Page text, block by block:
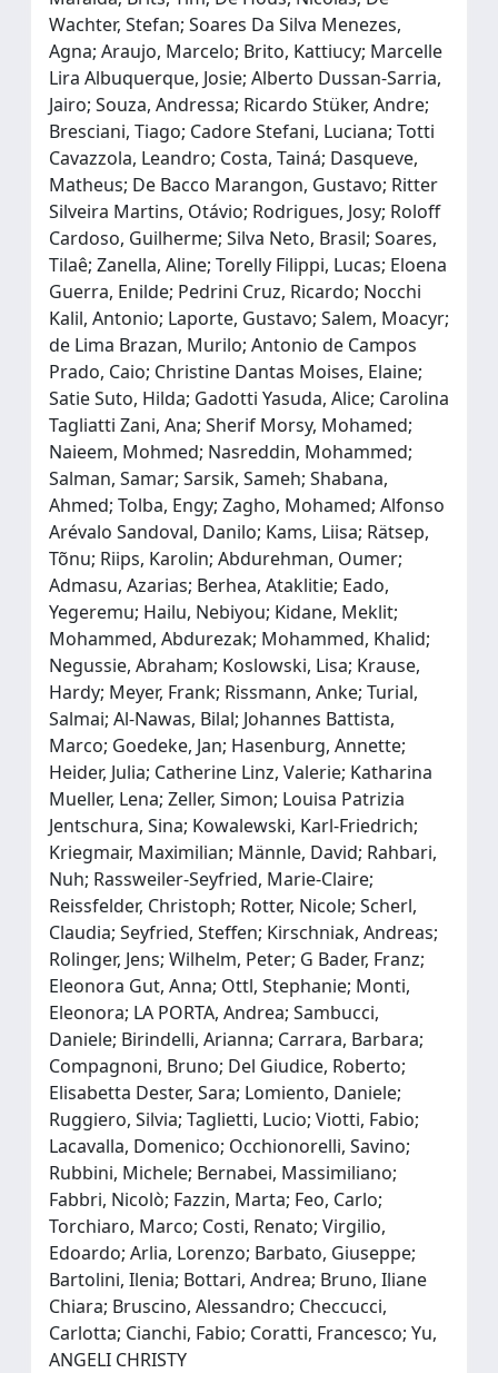
Wachter, Stefan; Soares Da Silva Menezes,
Agna; Araujo, Marcelo; Brito, Kattiucy; Marcelle
Lira Albuquerque, Josie; Alberto Dussan-Sarria,
Jairo; Souza, Andressa; Ricardo Stüker, Andre;
Bresciani, Tiago; Cadore Stefani, Luciana; Totti
Cavazzola, Leandro; Costa, Tainá; Dasqueve,
Matheus; De Bacco Marangon, Gustavo; Ritter
Silveira Martins, Otávio; Rodrigues, Josy; Roloff
Cardoso, Guilherme; Silva Neto, Brasil; Soares,
Tilaê; Zanella, Aline; Torelly Filippi, Lucas; Eloena
Guerra, Enilde; Pedrini Cruz, Ricardo; Nocchi
Kalil, Antonio; Laporte, Gustavo; Salem, Moacyr;
de Lima Brazan, Murilo; Antonio de Campos
Prado, Caio; Christine Dantas Moises, Elaine;
Satie Suto, Hilda; Gadotti Yasuda, Alice; Carolina
Tagliatti Zani, Ana; Sherif Morsy, Mohamed;
Naieem, Mohmed; Nasreddin, Mohammed;
Salman, Samar; Sarsik, Sameh; Shabana,
Ahmed; Tolba, Engy; Zagho, Mohamed; Alfonso
Arévalo Sandoval, Danilo; Kams, Liisa; Rätsep,
Tõnu; Riips, Karolin; Abdurehman, Oumer;
Admasu, Azarias; Berhea, Ataklitie; Eado,
Yegeremu; Hailu, Nebiyou; Kidane, Meklit;
Mohammed, Abdurezak; Mohammed, Khalid;
Negussie, Abraham; Koslowski, Lisa; Krause,
Hardy; Meyer, Frank; Rissmann, Anke; Turial,
Salmai; Al-Nawas, Bilal; Johannes Battista,
Marco; Goedeke, Jan; Hasenburg, Annette;
Heider, Julia; Catherine Linz, Valerie; Katharina
Mueller, Lena; Zeller, Simon; Louisa Patrizia
Jentschura, Sina; Kowalewski, Karl-Friedrich;
Kriegmair, Maximilian; Männle, David; Rahbari,
Nuh; Rassweiler-Seyfried, Marie-Claire;
Reissfelder, Christoph; Rotter, Nicole; Scherl,
Claudia; Seyfried, Steffen; Kirschniak, Andreas;
Rolinger, Jens; Wilhelm, Peter; G Bader, Franz;
Eleonora Gut, Anna; Ottl, Stephanie; Monti,
Eleonora; LA PORTA, Andrea; Sambucci,
Daniele; Birindelli, Arianna; Carrara, Barbara;
Compagnoni, Bruno; Del Giudice, Roberto;
Elisabetta Dester, Sara; Lomiento, Daniele;
Ruggiero, Silvia; Taglietti, Lucio; Viotti, Fabio;
Lacavalla, Domenico; Occhionorelli, Savino;
Rubbini, Michele; Bernabei, Massimiliano;
Fabbri, Nicolò; Fazzin, Marta; Feo, Carlo;
Torchiaro, Marco; Costi, Renato; Virgilio,
Edoardo; Arlia, Lorenzo; Barbato, Giuseppe;
Bartolini, Ilenia; Bottari, Andrea; Bruno, Iliane
Chiara; Bruscino, Alessandro; Checcucci,
Carlotta; Cianchi, Fabio; Coratti, Francesco; Yu,
ANGELI CHRISTY